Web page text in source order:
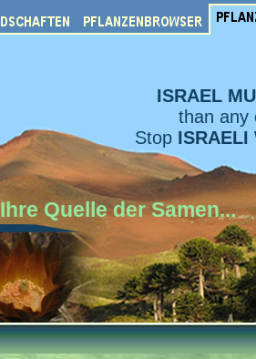
ISRAEL
than any
Stop ISRAELI
Ihre Quelle der Samen...